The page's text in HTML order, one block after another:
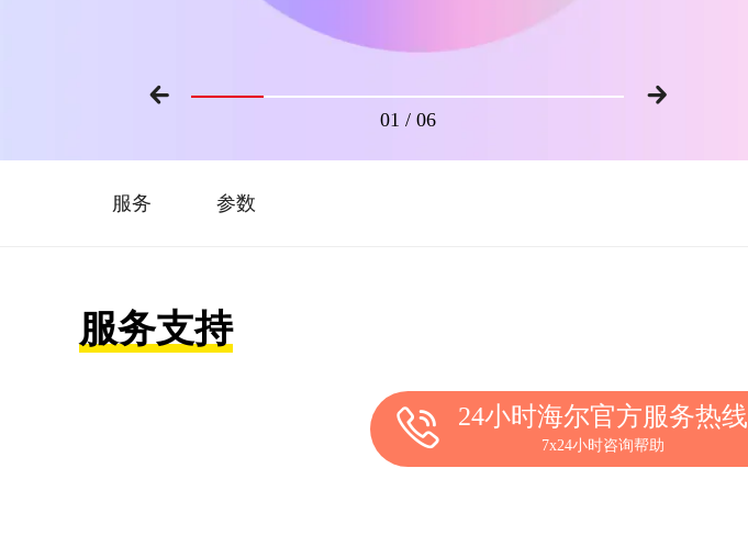
01 / 06
服务 参数
服务支持
24小时海尔官方服务热线
7x24小时咨询帮助